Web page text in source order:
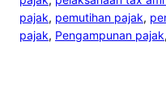
pajak, pemutihan pajak,
pajak, Pengampunan pajak,